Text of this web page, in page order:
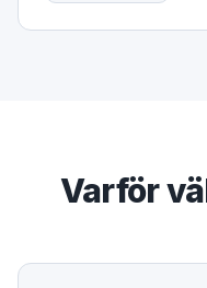
Varför